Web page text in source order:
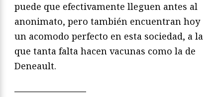
puede que efectivamente lleguen antes al
anonimato, pero también encuentran hoy
un acomodo perfecto en esta sociedad, a la
que tanta falta hacen vacunas como la de
Deneault.
————————